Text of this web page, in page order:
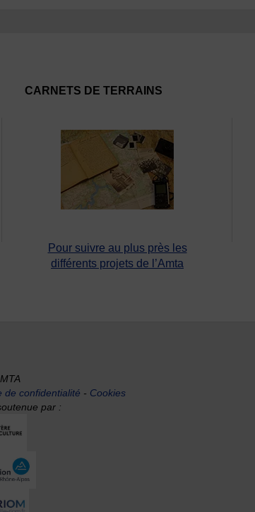
CARNETS DE TERRAINS
Pour suivre au plus près les
différents projets de l’Amta
de confidentialité - Cookies
par :